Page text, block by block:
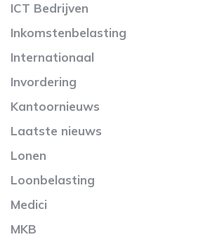
ICT Bedrijven
Inkomstenbelasting
Internationaal
Invordering
Kantoornieuws
Laatste nieuws
Lonen
Loonbelasting
Medici
MKB